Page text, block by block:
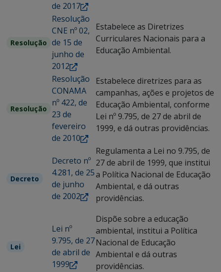
de 2017
Resolução
Resolução
CNE nº 02,
de 15 de
junho de
2012
Estabelece as Diretrizes
Curriculares Nacionais para a
Educação Ambiental.
Resolução
Resolução
CONAMA
nº 422, de
23 de
fevereiro
de 2010
Estabelece diretrizes para as
campanhas, ações e projetos de
Educação Ambiental, conforme
Lei nº 9.795, de 27 de abril de
1999, e dá outras providências.
Decreto
Decreto nº
4.281, de 25
de junho
de 2002
Regulamenta a Lei no 9.795, de
27 de abril de 1999, que institui
a Política Nacional de Educação
Ambiental, e dá outras
providências.
Lei
Lei nº
9.795, de 27
de abril de
1999
Dispõe sobre a educação
ambiental, institui a Política
Nacional de Educação
Ambiental e dá outras
providências.